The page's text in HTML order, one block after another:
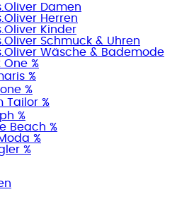
Damen
Herren
Kinder
Schmuck & Uhren
Wäsche & Bademode
One %
%
%
Tailor %
%
Beach %
%
%